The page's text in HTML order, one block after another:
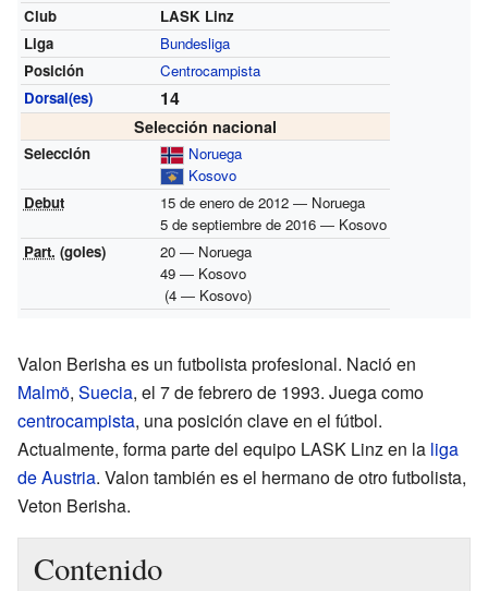
Club
LASK Linz
Liga
Bundesliga
Posición
Centrocampista
Dorsal(es)
14
Selección nacional
Selección
Noruega
Kosovo
Debut
15 de enero de 2012 ― Noruega
5 de septiembre de 2016 ― Kosovo
Part. (goles)
20 ― Noruega
49 ― Kosovo
(4 ― Kosovo)
Valon Berisha es un futbolista profesional. Nació en
Malmö, Suecia, el 7 de febrero de 1993. Juega como
centrocampista, una posición clave en el fútbol.
Actualmente, forma parte del equipo LASK Linz en la liga
de Austria. Valon también es el hermano de otro futbolista,
Veton Berisha.
Contenido